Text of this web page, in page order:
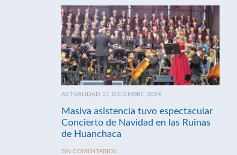
ACTUALIDAD 21 DICIEMBRE, 2024
Masiva asistencia tuvo espectacular
Concierto de Navidad en las Ruinas
de Huanchaca
SIN COMENTARIOS